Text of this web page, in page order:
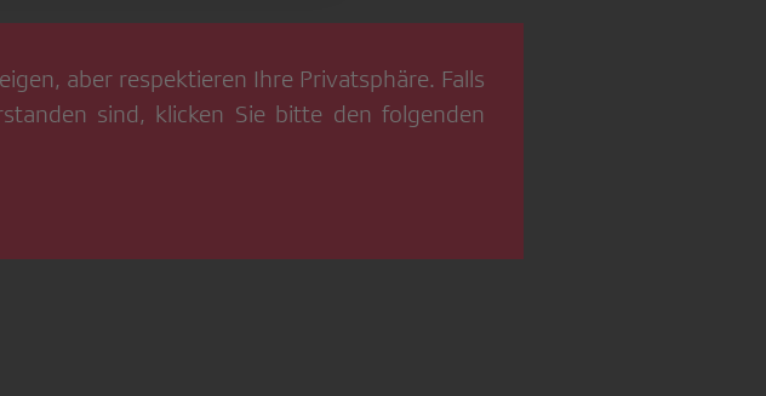
aber respektieren Ihre Privatsphäre. Falls
sind, klicken Sie bitte den folgenden